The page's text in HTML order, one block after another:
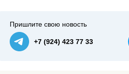
Пришлите свою новость
+7 (924) 423 77 33